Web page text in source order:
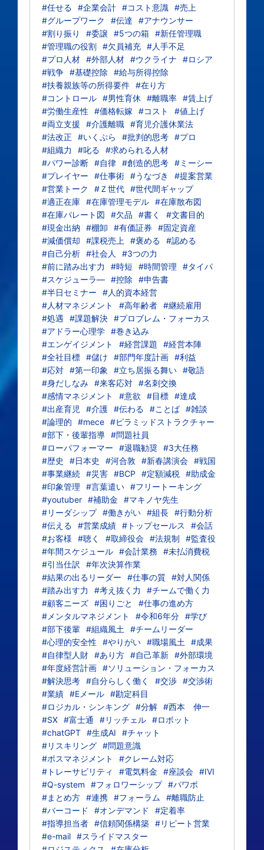
#任せる
#企業会計 #コスト意識 #売上
#グループワーク
#伝達
#アナウンサー
#割り振り
#委譲 #5つの箱 #新任管理職
#管理職の役割 #欠員補充 #人手不足
#プロ人材 #外部人材 #ウクライナ
#ロシア
#戦争 #基礎控除
#給与所得控除
#扶養親族等の所得要件 #在り方
#コントロール #男性育休 #離職率 #賃上げ
#労働生産性
#価格転嫁 #コスト
#値上げ
#両立支援
#介護離職 #育児介護休業法
#法改正
#いくぷら #批判的思考 #プロ
#組織力
#叱る
#求められる人材
#パワー診断 #自律 #創造的思考 #ミーシー
#プレイヤー
#仕事術 #うなづき
#提案営業
#営業トーク
#Ｚ世代 #世代間ギャップ
#適正在庫 #在庫管理モデル #在庫散布図
#在庫パレート図
#欠品 #書く
#文書目的
#現金出納
#棚卸 #有価証券
#固定資産
#減価償却
#課税売上 #褒める
#認める
#自己分析 #社会人
#3つの力
#前に踏み出す力
#時短 #時間管理
#タイパ
#スケジューラ― #控除
#申告書
#半日セミナー
#人的資本経営
#人材マネジメント
#高年齢者 #継続雇用
#処遇
#課題解決 #プロブレム・フォーカス
#アドラー心理学 #巻き込み
#エンゲイジメント
#経営課題
#経営本陣
#全社目標 #儲け #部門年度計画 #利益
#応対 #第一印象 #立ち居振る舞い #敬語
#身だしなみ #来客応対 #名刺交換
#感情マネジメント
#意欲 #目標 #達成
#出産育児
#介護 #伝わる #ことば #雑談
#論理的
#mece #ピラミッドストラクチャー
#部下・後輩指導 #問題社員
#ローパフォーマー
#退職勧奨 #3大任務
#歴史
#日本史 #河合敦 #新春講演会 #戦国
#事業継続 #災害 #BCP #定額減税 #助成金
#印象管理
#言葉遣い #フリートーキング
#youtuber #補助金
#マキノヤ先生
#リーダシップ #働きがい #組長 #行動分析
#伝える
#営業成績 #トップセールス
#会話
#お客様
#聴く #取締役会 #法規制
#監査役
#年間スケジュール #会計業務
#未払消費税
#引当仕訳
#年次決算作業
#結果の出るリーダー
#仕事の質 #対人関係
#踏み出す力
#考え抜く力
#チームで働く力
#顧客ニーズ #困りごと
#仕事の進め方
#メンタルマネジメント
#令和6年分 #学び
#部下後輩 #組織風土
#チームリーダー
#心理的安全性
#やりがい #職場風土
#成果
#自律型人財 #あり方 #自己革新 #外部環境
#年度経営計画 #ソリューション・フォーカス
#解決思考 #自分らしく働く #交渉 #交渉術
#業績 #Eメール #勘定科目
#ロジカル・シンキング #分解 #西本 伸一
#SX #富士通 #リッチェル #ロボット
#chatGPT #生成AI
#チャット
#リスキリング #問題意識
#ボスマネジメント
#クレーム対応
#トレーサビリティ
#電気料金 #座談会 #IVI
#Q-system
#フォロワーシップ #パワポ
#まとめ方 #連携 #フォーラム
#離職防止
#バーコード
#オンデマンド
#定着率
#指導担当者 #信頼関係構築 #リピート営業
#e-mail #スライドマスター